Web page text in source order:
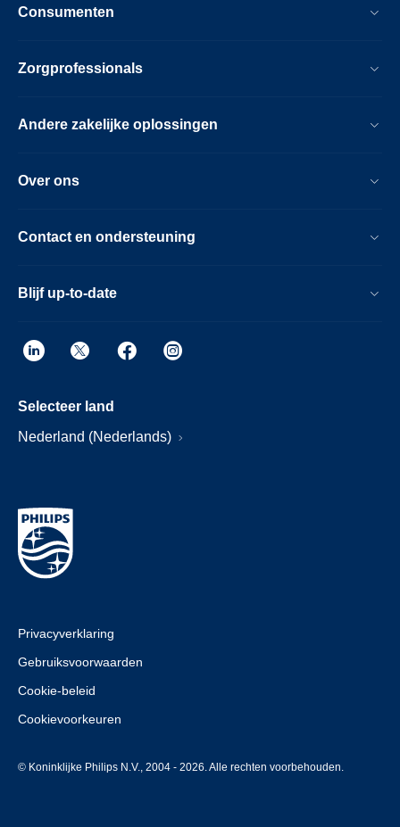
Consumenten
Zorgprofessionals
Andere zakelijke oplossingen
Over ons
Contact en ondersteuning
Blijf up-to-date
Selecteer land
Nederland (Nederlands)
Privacyverklaring
Gebruiksvoorwaarden
Cookie-beleid
Cookievoorkeuren
© Koninklijke Philips N.V., 2004 - 2026. Alle rechten voorbehouden.